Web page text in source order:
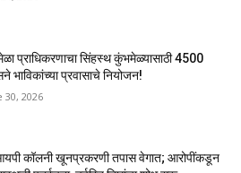
प्राधिकरणाचा सिंहस्थ कुंभमेळ्यासाठी 4500
भाविकांच्या प्रवासाचे नियोजन!
30, 2026
कॉलनी खूनप्रकरणी तपास वेगात; आरोपींकडून